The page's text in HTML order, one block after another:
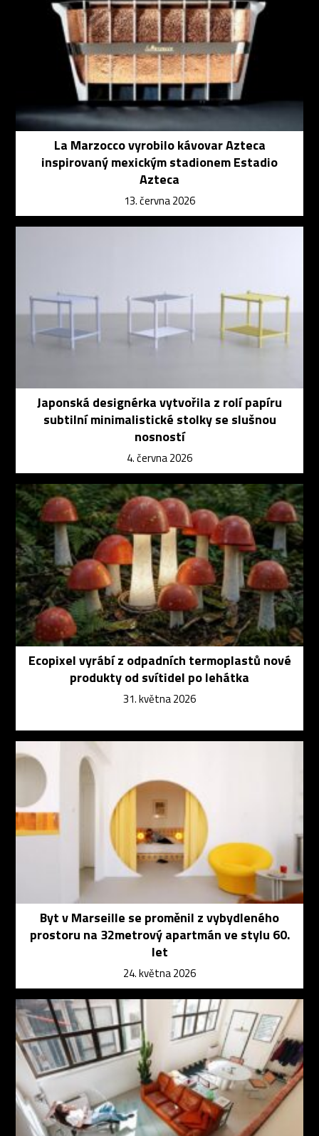
La Marzocco vyrobilo kávovar Azteca
inspirovaný mexickým stadionem Estadio
Azteca
13. června 2026
Japonská designérka vytvořila z rolí papíru
subtilní minimalistické stolky se slušnou
nosností
4. června 2026
Ecopixel vyrábí z odpadních termoplastů nové
produkty od svítidel po lehátka
31. května 2026
Byt v Marseille se proměnil z vybydleného
prostoru na 32metrový apartmán ve stylu 60.
let
24. května 2026